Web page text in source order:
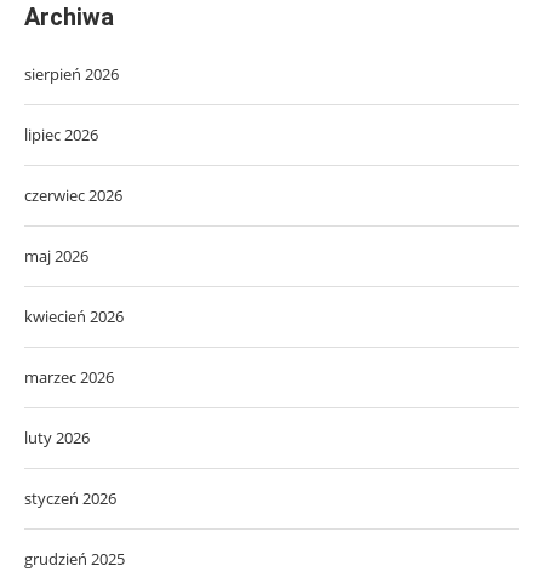
Archiwa
sierpień 2026
lipiec 2026
czerwiec 2026
maj 2026
kwiecień 2026
marzec 2026
luty 2026
styczeń 2026
grudzień 2025